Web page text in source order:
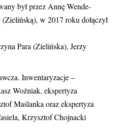
był przez Annę Wende-
w 2017 roku dołączył
Para (Zielińska), Jerzy
Inwentaryzacje –
Woźniak, ekspertyza
Maślanka oraz ekspertyza
Krzysztof Chojnacki